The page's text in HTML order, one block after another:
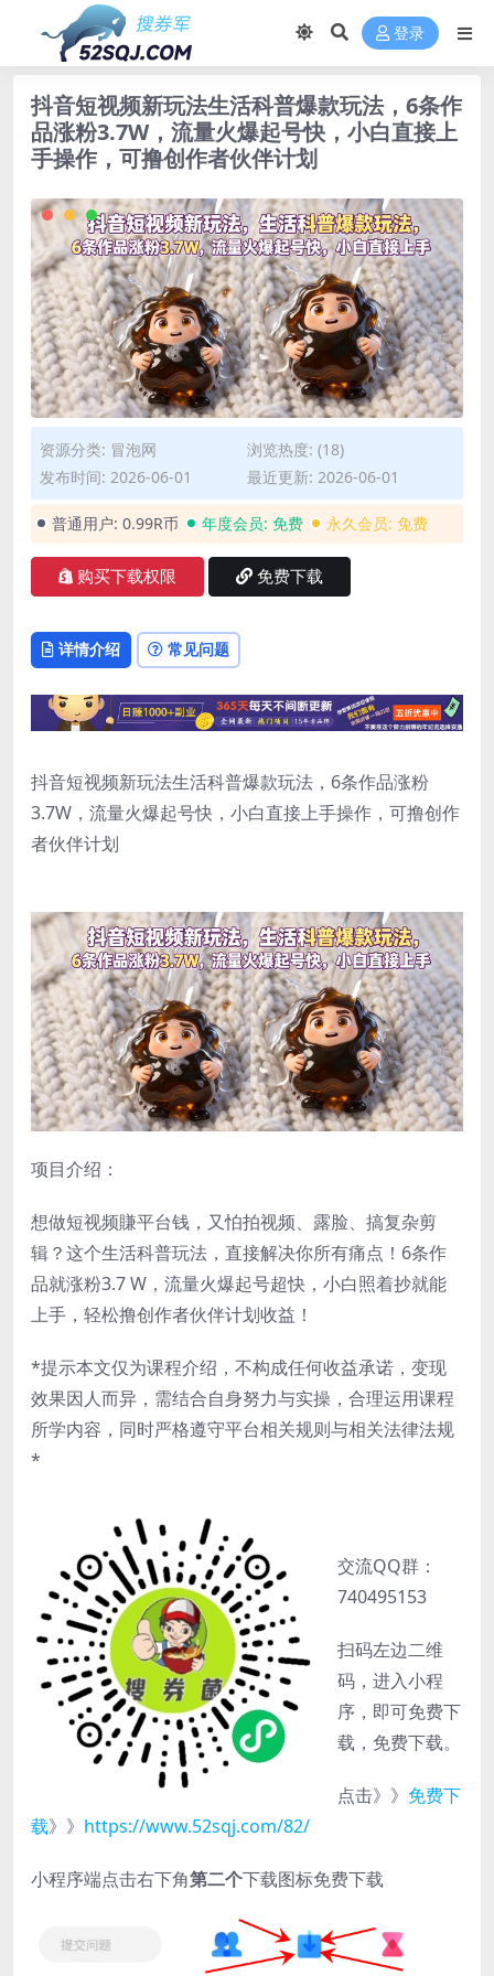
登录
抖音短视频新玩法生活科普爆款玩法，6条作
品涨粉3.7W，流量火爆起号快，小白直接上
手操作，可撸创作者伙伴计划
资源分类: 冒泡网
浏览热度: (18)
发布时间: 2026-06-01
最近更新: 2026-06-01
普通用户: 0.99R币 年度会员: 免费 永久会员: 免费
购买下载权限 免费下载
详情介绍 常见问题
抖音短视频新玩法生活科普爆款玩法，6条作品涨粉
3.7W，流量火爆起号快，小白直接上手操作，可撸创作
者伙伴计划
项目介绍：
想做短视频賺平台钱，又怕拍视频、露脸、搞复杂剪
辑？这个生活科普玩法，直接解决你所有痛点！6条作
品就涨粉3.7 W，流量火爆起号超快，小白照着抄就能
上手，轻松撸创作者伙伴计划收益！
*提示本文仅为课程介绍，不构成任何收益承诺，变现
效果因人而异，需结合自身努力与实操，合理运用课程
所学内容，同时严格遵守平台相关规则与相关法律法规
*
交流QQ群：
740495153
扫码左边二维
码，进入小程
序，即可免费下
载，免费下载。
点击》》 免费下
载》》 https://www.52sqj.com/82/
小程序端点击右下角第二个下载图标免费下载